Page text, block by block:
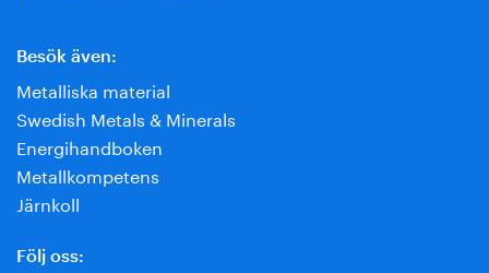
Besök även:
Metalliska material
Swedish Metals & Minerals
Energihandboken
Metallkompetens
Järnkoll
Följ oss: